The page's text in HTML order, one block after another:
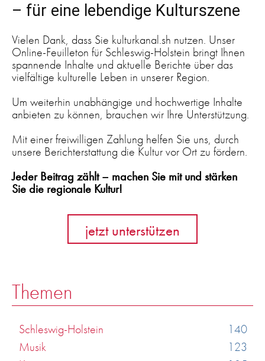
– für eine lebendige Kulturszene
Vielen Dank, dass Sie kulturkanal.sh nutzen. Unser
Online-Feuilleton für Schleswig-Holstein bringt Ihnen
spannende Inhalte und aktuelle Berichte über das
vielfältige kulturelle Leben in unserer Region.
Um weiterhin unabhängige und hochwertige Inhalte
anbieten zu können, brauchen wir Ihre Unterstützung.
Mit einer freiwilligen Zahlung helfen Sie uns, durch
unsere Berichterstattung die Kultur vor Ort zu fördern.
Jeder Beitrag zählt – machen Sie mit und stärken
Sie die regionale Kultur!
jetzt unterstützen
Themen
Schleswig-Holstein
140
Musik
123